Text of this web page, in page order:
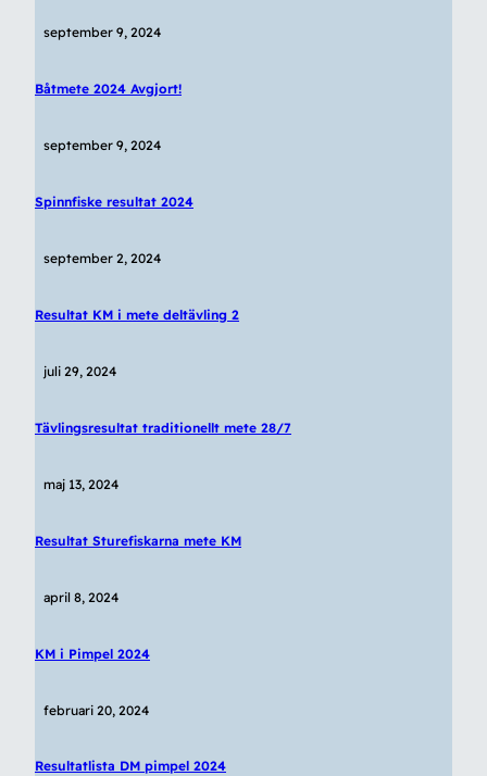
september 9, 2024
Båtmete 2024 Avgjort!
september 9, 2024
Spinnfiske resultat 2024
september 2, 2024
Resultat KM i mete deltävling 2
juli 29, 2024
Tävlingsresultat traditionellt mete 28/7
maj 13, 2024
Resultat Sturefiskarna mete KM
april 8, 2024
KM i Pimpel 2024
februari 20, 2024
Resultatlista DM pimpel 2024